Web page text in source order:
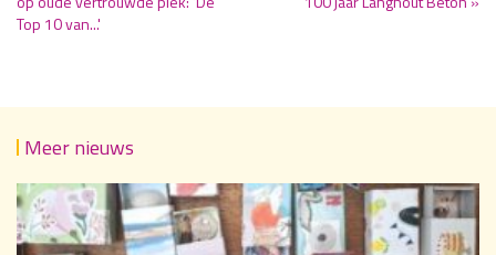
Top 10 van...'
Meer nieuws